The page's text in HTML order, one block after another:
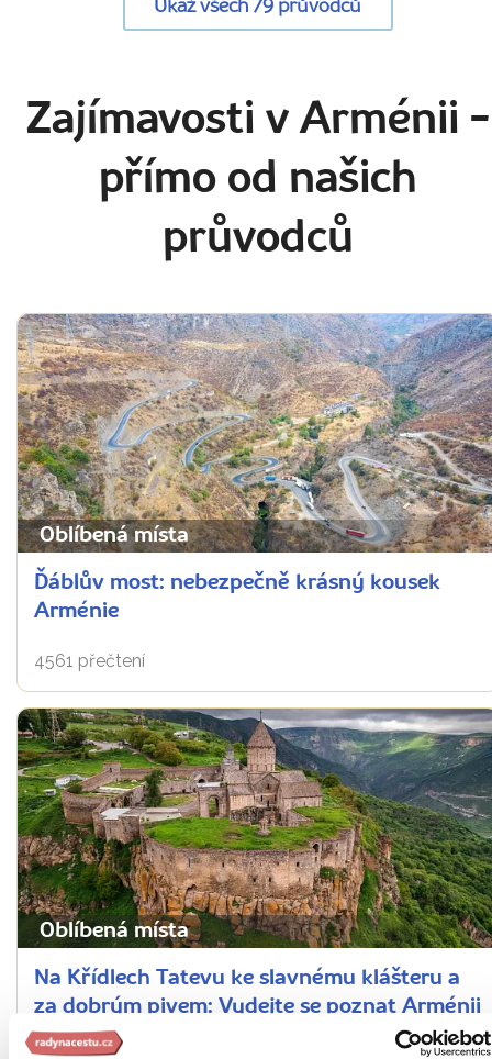
Ukaž všech 79 průvodců
Zajímavosti v Arménii -
přímo od našich
průvodců
Oblíbená místa
Ďáblův most: nebezpečně krásný kousek
Arménie
4561 přečtení
Oblíbená místa
Na Křídlech Tatevu ke slavnému klášteru a
za dobrým pivem: Vydejte se poznat Arménii
z výšky!